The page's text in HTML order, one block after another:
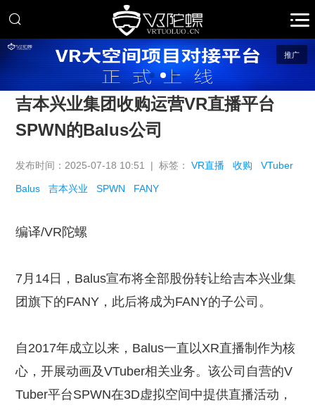
推广
吉本兴业集团收购运营VR直播平台
SPWN的Balus公司
发布时间：2025-07-18 10:51 | 标签：VR直播 收购 VTuber
Balus 吉本兴业 SPWN FANY
编译/VR陀螺
7月14日，Balus宣布将全部股份转让给吉本兴业集
团旗下的FANY，此后将成为FANY的子公司。
自2017年成立以来，Balus一直以XR直播制作为核
心，开展动画及VTuber相关业务。该公司自营的V
Tuber平台SPWN在3D虚拟空间中提供直播活动，